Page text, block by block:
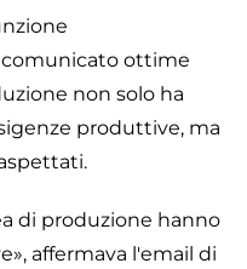
comunicato ottime
non solo ha
produttive, ma
di produzione hanno
affermava l'email di